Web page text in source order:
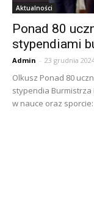
Aktualności
Ponad 80
stypendiami
Admin - 23 grudnia
Olkusz Ponad 80
stypendia Burmistrza
w nauce oraz